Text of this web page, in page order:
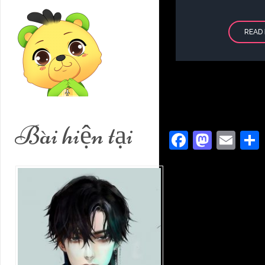
READ
Facebook
Bài hiện tại